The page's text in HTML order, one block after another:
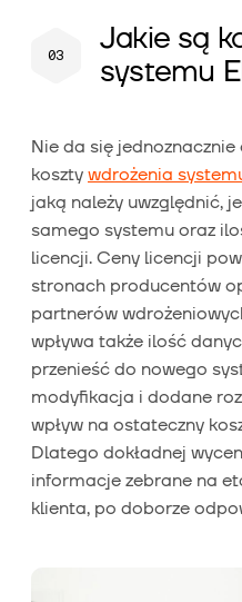
Jakie są
systemu
Nie da się
koszty wdrożenia
jaką należy uwzględnić,
samego systemu oraz
licencji. Ceny licencji
stronach producentów
partnerów
wpływa także ilość
przenieść do nowego
modyfikacja i dodane
wpływ na ostateczny
Dlatego dokładnej
informacje zebrane na
klienta, po doborze